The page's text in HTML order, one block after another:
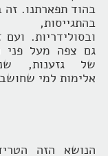
בהוד תפארתנו. זה
ובסולידריות.
גם צפה מעל פני
של גזענות,
אלימות למי שחושב Different.
הנושא הזה